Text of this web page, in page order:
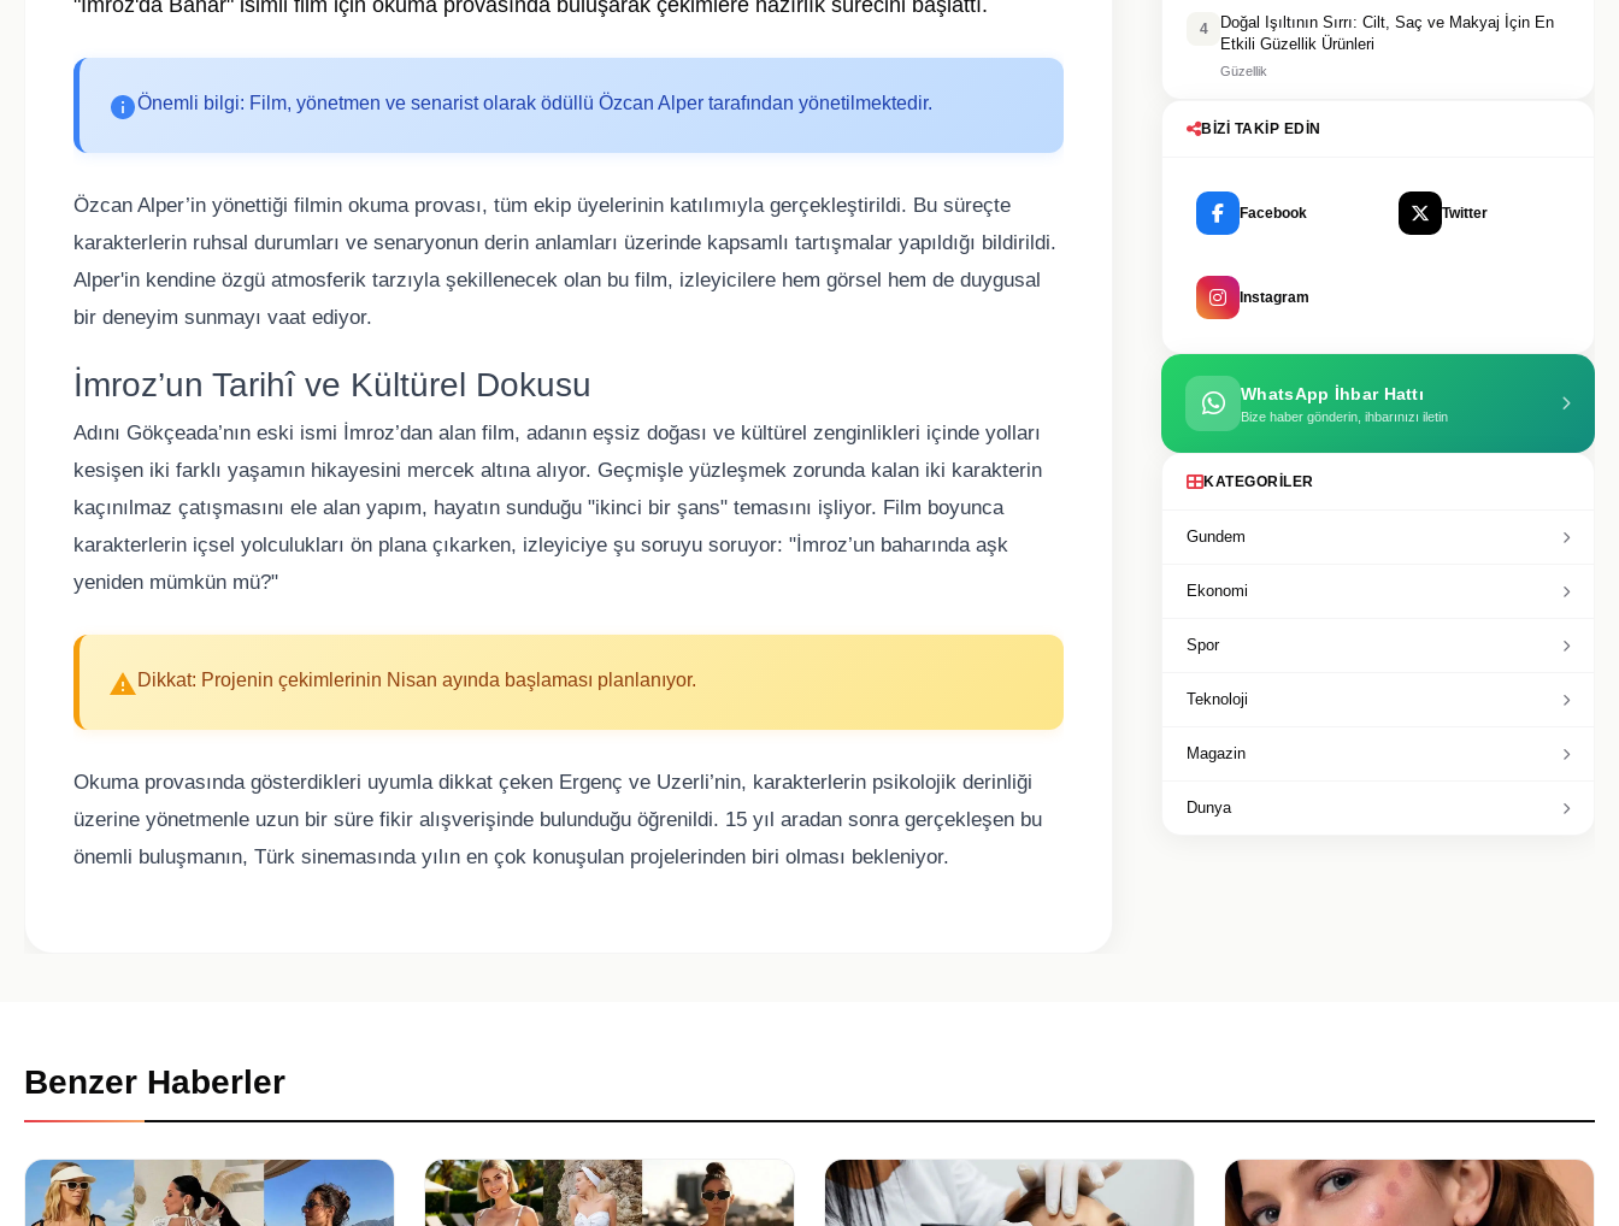
"İmroz'da Bahar" isimli film için okuma provasında buluşarak çekimlere hazırlık sürecini başlattı.
Önemli bilgi: Film, yönetmen ve senarist olarak ödüllü Özcan Alper tarafından yönetilmektedir.
Özcan Alper’in yönettiği filmin okuma provası, tüm ekip üyelerinin katılımıyla gerçekleştirildi. Bu süreçte
karakterlerin ruhsal durumları ve senaryonun derin anlamları üzerinde kapsamlı tartışmalar yapıldığı bildirildi.
Alper'in kendine özgü atmosferik tarzıyla şekillenecek olan bu film, izleyicilere hem görsel hem de duygusal
bir deneyim sunmayı vaat ediyor.
İmroz’un Tarihî ve Kültürel Dokusu
Adını Gökçeada’nın eski ismi İmroz’dan alan film, adanın eşsiz doğası ve kültürel zenginlikleri içinde yolları
kesişen iki farklı yaşamın hikayesini mercek altına alıyor. Geçmişle yüzleşmek zorunda kalan iki karakterin
kaçınılmaz çatışmasını ele alan yapım, hayatın sunduğu "ikinci bir şans" temasını işliyor. Film boyunca
karakterlerin içsel yolculukları ön plana çıkarken, izleyiciye şu soruyu soruyor: "İmroz’un baharında aşk
yeniden mümkün mü?"
Dikkat: Projenin çekimlerinin Nisan ayında başlaması planlanıyor.
Okuma provasında gösterdikleri uyumla dikkat çeken Ergenç ve Uzerli’nin, karakterlerin psikolojik derinliği
üzerine yönetmenle uzun bir süre fikir alışverişinde bulunduğu öğrenildi. 15 yıl aradan sonra gerçekleşen bu
önemli buluşmanın, Türk sinemasında yılın en çok konuşulan projelerinden biri olması bekleniyor.
4
Doğal Işıltının Sırrı: Cilt, Saç ve Makyaj İçin En
Etkili Güzellik Ürünleri
Güzellik
BIZI TAKIP EDIN
Facebook Twitter
Instagram
WhatsApp İhbar Hattı
Bize haber gönderin, ihbarınızı iletin
KATEGORILER
Gundem
Ekonomi
Spor
Teknoloji
Magazin
Dunya
Benzer Haberler